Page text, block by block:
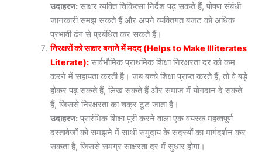
उदाहरण: साक्षर व्यक्ति चिकित्सा निर्देश पढ़ सकते हैं, पोषण संबंधी
जानकारी समझ सकते हैं और अपने व्यक्तिगत बजट को अधिक
प्रभावी ढंग से प्रबंधित कर सकते हैं।
निरक्षरों को साक्षर बनाने में मदद (Helps to Make Illiterates
Literate): सार्वभौमिक प्राथमिक शिक्षा निरक्षरता दर को कम
करने में सहायता करती है। जब बच्चे शिक्षा प्राप्त करते हैं, तो वे बड़े
होकर पढ़ सकते हैं, लिख सकते हैं और समाज में योगदान दे सकते
हैं, जिससे निरक्षरता का चक्र टूट जाता है।
उदाहरण: प्रारंभिक शिक्षा पूरी करने वाला एक वयस्क महत्वपूर्ण
दस्तावेजों को समझने में साथी समुदाय के सदस्यों का मार्गदर्शन कर
सकता है, जिससे समग्र साक्षरता दर में सुधार होगा।